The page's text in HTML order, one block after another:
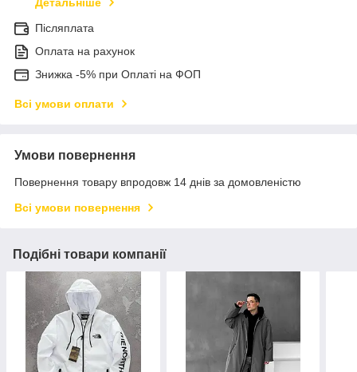
Післяплата
Оплата на рахунок
Знижка -5% при Оплаті на ФОП
Всі умови оплати
Умови повернення
Повернення товару впродовж 14 днів за домовленістю
Всі умови повернення
Подібні товари компанії